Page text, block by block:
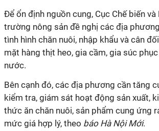
Để ổn định nguồn cung, Cục Chế biến
trường nông sản đề nghị các địa
tình hình chăn nuôi, nhập khẩu và cân
mặt hàng thịt heo, gia cầm, gia súc
nước.
Bên cạnh đó, các địa phương cần tăng
kiểm tra, giám sát hoạt động sản xuất,
thức ăn chăn nuôi, sản phẩm cung ứng
mức giá hợp lý, theo báo Hà Nội Mới.